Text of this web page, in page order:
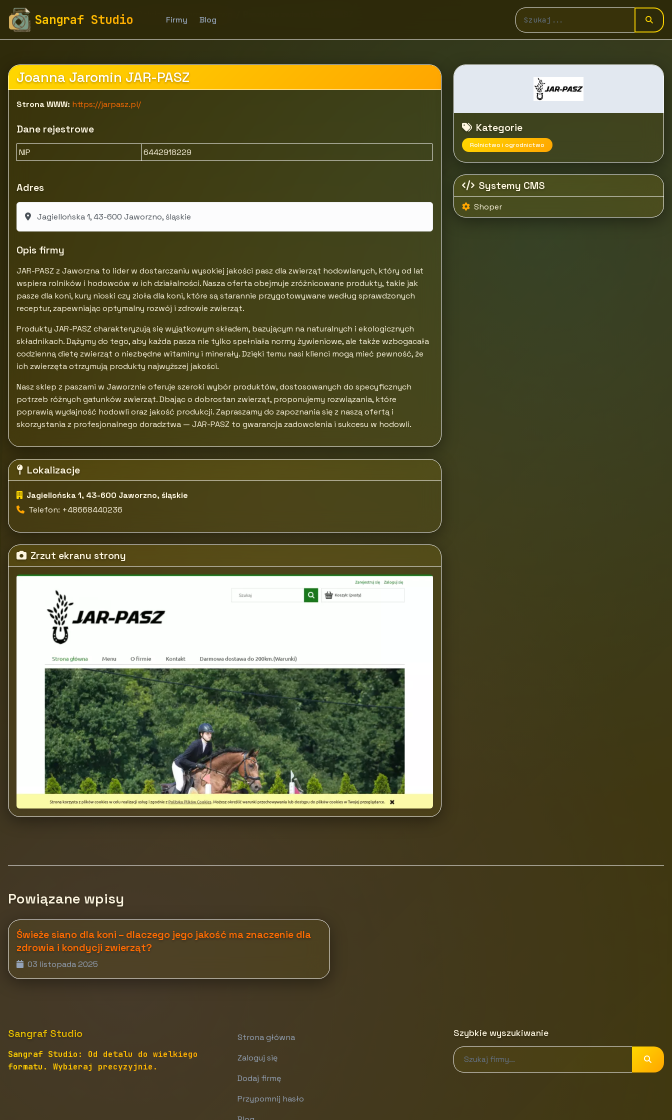
Sangraf Studio Firmy Blog
fototapety-sangraf.pl Firmy
Joanna Jaromin JAR-PASZ
Strona WWW: https://jarpasz.pl/
Dane rejestrowe
NIP 6442918229
Adres
Jagiellońska 1, 43-600 Jaworzno, śląskie
Opis firmy
JAR-PASZ z Jaworzna to lider w dostarczaniu wysokiej jakości pasz dla zwierząt hodowlanych, który od lat
wspiera rolników i hodowców w ich działalności. Nasza oferta obejmuje zróżnicowane produkty, takie jak
pasze dla koni, kury nioski czy zioła dla koni, które są starannie przygotowywane według sprawdzonych
receptur, zapewniając optymalny rozwój i zdrowie zwierząt.
Produkty JAR-PASZ charakteryzują się wyjątkowym składem, bazującym na naturalnych i ekologicznych
składnikach. Dążymy do tego, aby każda pasza nie tylko spełniała normy żywieniowe, ale także wzbogacała
codzienną dietę zwierząt o niezbędne witaminy i minerały. Dzięki temu nasi klienci mogą mieć pewność, że
ich zwierzęta otrzymują produkty najwyższej jakości.
Nasz sklep z paszami w Jaworznie oferuje szeroki wybór produktów, dostosowanych do specyficznych
potrzeb różnych gatunków zwierząt. Dbając o dobrostan zwierząt, proponujemy rozwiązania, które
poprawią wydajność hodowli oraz jakość produkcji. Zapraszamy do zapoznania się z naszą ofertą i
skorzystania z profesjonalnego doradztwa — JAR-PASZ to gwarancja zadowolenia i sukcesu w hodowli.
Lokalizacje
Jagiellońska 1, 43-600 Jaworzno, śląskie
Telefon: +48668440236
Zrzut ekranu strony
Kategorie
Rolnictwo i ogrodnictwo
Systemy CMS
Shoper
Powiązane wpisy
Świeże siano dla koni – dlaczego jego jakość ma znaczenie dla
zdrowia i kondycji zwierząt?
03 listopada 2025
Sangraf Studio
Sangraf Studio: Od detalu do wielkiego
formatu. Wybieraj precyzyjnie.
Strona główna
Zaloguj się
Dodaj firmę
Przypomnij hasło
Szybkie wyszukiwanie